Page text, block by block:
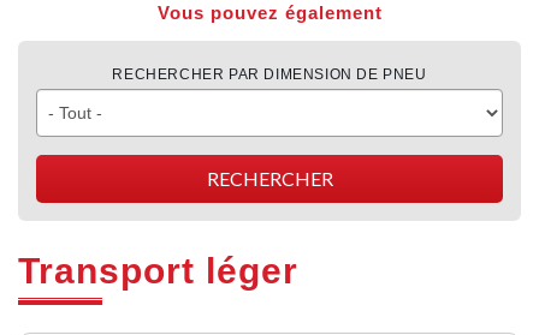
Vous pouvez également
RECHERCHER PAR DIMENSION DE PNEU
Transport léger